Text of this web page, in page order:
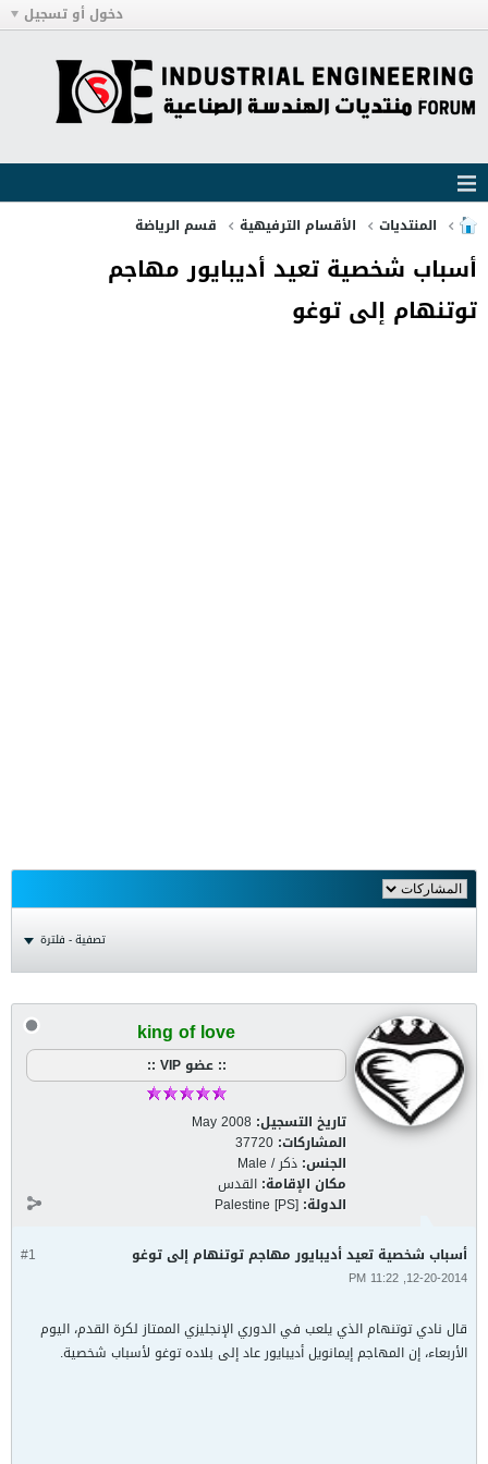
دخول أو تسجيل
المنتديات الأقسام الترفيهية قسم الرياضة
أسباب شخصية تعيد أديبايور مهاجم
توتنهام إلى توغو
تصفية - فلترة
king of love
:: عضو VIP ::
تاريخ التسجيل: May 2008
المشاركات: 37720
الجنس: ذكر / Male
مكان الإقامة: القدس
الدولة: Palestine [PS]
#1 أسباب شخصية تعيد أديبايور مهاجم توتنهام إلى توغو
12-20-2014, 11:22 PM
قال نادي توتنهام الذي يلعب في الدوري الإنجليزي الممتاز لكرة القدم، اليوم
الأربعاء، إن المهاجم إيمانويل أديبايور عاد إلى بلاده توغو لأسباب شخصية.